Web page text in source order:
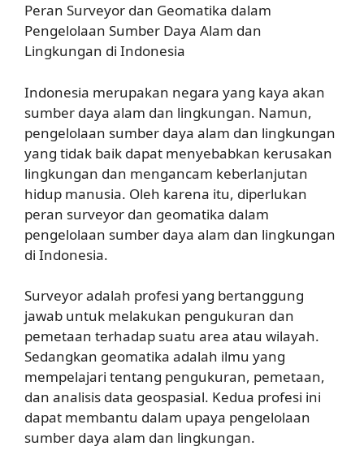
Peran Surveyor dan Geomatika dalam
Pengelolaan Sumber Daya Alam dan
Lingkungan di Indonesia
Indonesia merupakan negara yang kaya akan
sumber daya alam dan lingkungan. Namun,
pengelolaan sumber daya alam dan lingkungan
yang tidak baik dapat menyebabkan kerusakan
lingkungan dan mengancam keberlanjutan
hidup manusia. Oleh karena itu, diperlukan
peran surveyor dan geomatika dalam
pengelolaan sumber daya alam dan lingkungan
di Indonesia.
Surveyor adalah profesi yang bertanggung
jawab untuk melakukan pengukuran dan
pemetaan terhadap suatu area atau wilayah.
Sedangkan geomatika adalah ilmu yang
mempelajari tentang pengukuran, pemetaan,
dan analisis data geospasial. Kedua profesi ini
dapat membantu dalam upaya pengelolaan
sumber daya alam dan lingkungan.